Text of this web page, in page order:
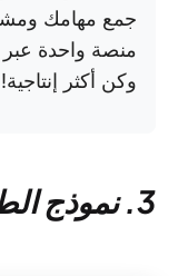
جمع مهامك
منصة واحدة عبر ClickUp! قلل
وكن أكثر إنتاجية!
3. نموذج الطلبات الإبداعية